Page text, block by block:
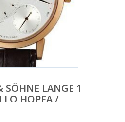
SÖHNE LANGE 1
HOPEA /